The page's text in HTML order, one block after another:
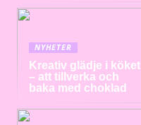
NYHETER
Kreativ glädje i köket
– att tillverka och
baka med choklad